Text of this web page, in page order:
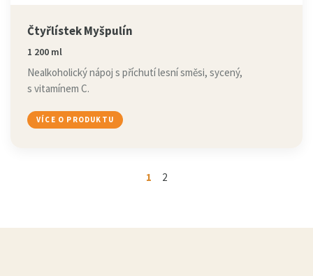
Čtyřlístek Myšpulín
1 200 ml
Nealkoholický nápoj s příchutí lesní směsi, sycený,
s vitamínem C.
VÍCE O PRODUKTU
1 2